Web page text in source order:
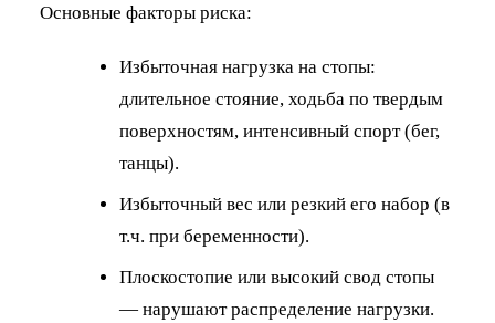
Основные факторы риска:
Избыточная нагрузка на стопы:
длительное стояние, ходьба по твердым
поверхностям, интенсивный спорт (бег,
танцы).
Избыточный вес или резкий его набор (в
т.ч. при беременности).
Плоскостопие или высокий свод стопы
— нарушают распределение нагрузки.